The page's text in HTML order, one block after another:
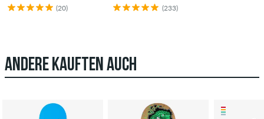
(20)
(233)
ANDERE KAUFTEN AUCH